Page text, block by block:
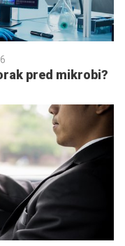
pred mikrobi?